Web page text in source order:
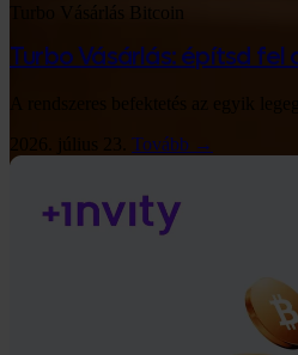
Turbo Vásárlás Bitcoin
Turbo Vásárlás: építsd fel
A rendszeres befektetés az egyik
Tovább →